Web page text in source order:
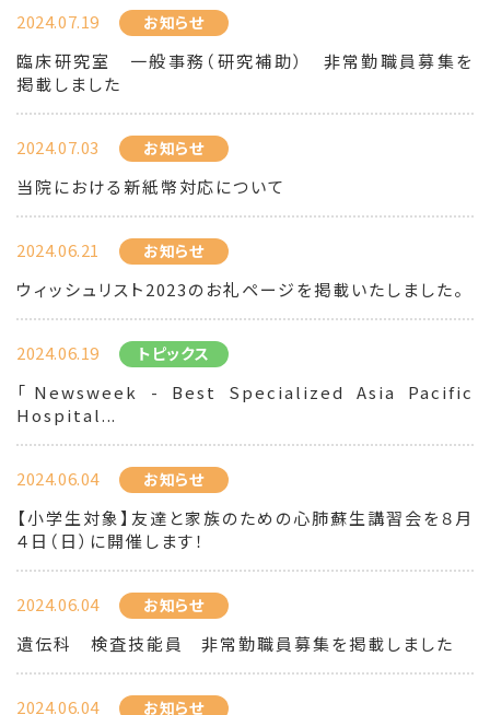
2024.07.19 お知らせ
臨床研究室 一般事務（研究補助） 非常勤職員募集を
掲載しました
2024.07.03 お知らせ
当院における新紙幣対応について
2024.06.21 お知らせ
ウィッシュリスト2023のお礼ページを掲載いたしました。
2024.06.19 トピックス
「Newsweek - Best Specialized Asia Pacific
Hospital...
2024.06.04 お知らせ
【小学生対象】友達と家族のための心肺蘇生講習会を８月
４日（日）に開催します！
2024.06.04 お知らせ
遺伝科 検査技能員 非常勤職員募集を掲載しました
2024.06.04 お知らせ